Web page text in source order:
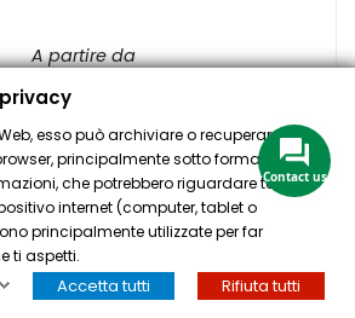
A partire da
 AGGIUNGI
CASSA CERCA
esso può archiviare o recuperare
principalmente sotto forma di
che potrebbero riguardare te, le tue
internet (computer, tablet o
principalmente utilizzate per far
ti aspetti.
Accetta tutti Rifiuta tutti
Contact us